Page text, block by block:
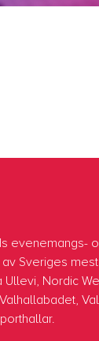
evenemangs-
Sveriges
Ullevi, Nordic